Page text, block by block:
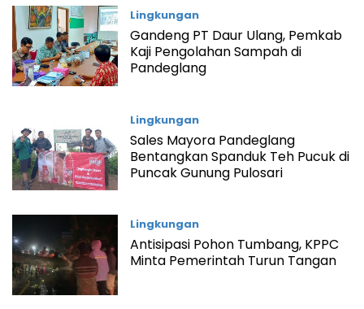
Lingkungan
Gandeng PT Daur Ulang, Pemkab
Kaji Pengolahan Sampah di
Pandeglang
Lingkungan
Sales Mayora Pandeglang
Bentangkan Spanduk Teh Pucuk di
Puncak Gunung Pulosari
Lingkungan
Antisipasi Pohon Tumbang, KPPC
Minta Pemerintah Turun Tangan